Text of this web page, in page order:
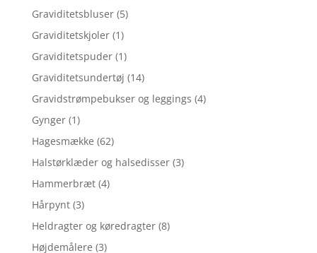
Graviditetsbluser (5)
Graviditetskjoler (1)
Graviditetspuder (1)
Graviditetsundertøj (14)
Gravidstrømpebukser og leggings (4)
Gynger (1)
Hagesmække (62)
Halstørklæder og halsedisser (3)
Hammerbræt (4)
Hårpynt (3)
Heldragter og køredragter (8)
Højdemålere (3)